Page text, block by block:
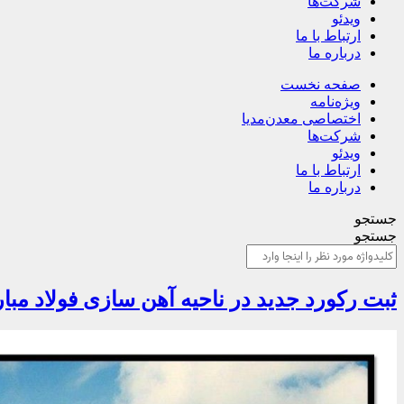
ویدئو
ارتباط با ما
درباره ما
صفحه نخست
ویژه‌نامه
اختصاصی معدن‌مدیا
شرکت‌ها
ویدئو
ارتباط با ما
درباره ما
جستجو
جستجو
ثبت رکورد جدید در ناحیه آهن سازی فولاد